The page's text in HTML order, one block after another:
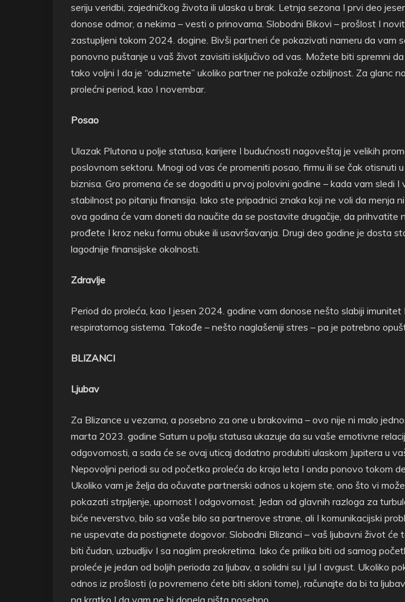
seriju veridbi, zajedničkog života ili ulaska u brak. Letnja sezona I prvi deo
donose odmor, a nekima – vesti o prinovama. Slobodni Bikovi – prošlost I
zastupljeni tokom 2024. dogine. Bivši partneri će pokazivati nameru da vam
ponovno puštanje u vaš život zavisiti isključivo od vas. Možete biti spremni
tako voljni I da je “oduzmete” ukoliko partner ne pokaže ozbiljnost. Za glanc
prolećni period, kao I novembar.
Posao
Ulazak Plutona u polje statusa, karijere I budućnosti nagoveštaj je velikih
poslovnom sektoru. Mnogi od vas će promeniti posao, firmu ili se čak otisnuti
biznisa. Gro promena će se dogoditi u prvoj polovini godine – kada vam sledi I
stabilnost po pitanju finansija. Iako ste pripadnici znaka koji ne voli da menja
ova godina će vam doneti da naučite da se postavite drugačije, da prihvatite
prođete I kroz neku formu obuke ili usavršavanja. Drugi deo godine je dosta
lagodnije finansijske okolnosti.
Zdravlje
Period do proleća, kao I jesen 2024. godine vam donose nešto slabiji
respiratornog sistema. Takođe – nešto naglašeniji stres – pa je potrebno
BLIZANCI
Ljubav
Za Blizance u vezama, a posebno za one u brakovima – ovo nije ni malo
marta 2023. godine Saturn u polju statusa ukazuje da su vaše emotivne
odgovornosti, a sada će se ovaj uticaj dodatno produbiti ulaskom Jupitera u
Nepovoljni periodi su od početka proleća do kraja leta I onda ponovo tokom
Ukoliko vam je želja da očuvate partnerski odnos u kojem ste, ono što vi
pokazati strpljenje, upornost I odgovornost. Jedan od glavnih razloga za
biće neverstvo, bilo sa vaše bilo sa partnerove strane, ali I komunikacijski
ne uspevate da postignete dogovor. Slobodni Blizanci – vaš ljubavni život će
biti čudan, uzbudljiv I sa naglim preokretima. Iako će prilika biti od samog
proleće je jedan od boljih perioda za ljubav, a solidni su I jul I avgust. Ukoliko
odnos iz prošlosti (a povremeno ćete biti skloni tome), računajte da bi ta
na kratko I da vam ne bi donela ništa posebno.